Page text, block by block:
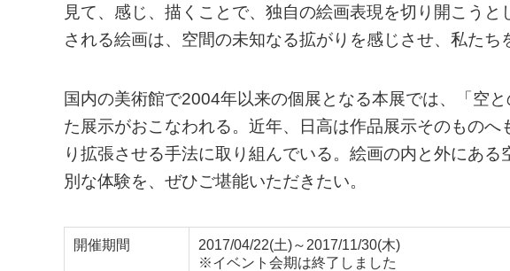
見て、感じ、描くことで、独自の絵画表現を切り開こう
される絵画は、空間の未知なる拡がりを感じさせ、私たち
国内の美術館で2004年以来の個展となる本展では、「空
た展示がおこなわれる。近年、日高は作品展示そのものへ
り拡張させる手法に取り組んでいる。絵画の内と外にあ
別な体験を、ぜひご堪能いただきたい。
開催期間
2017/04/22(土)～2017/11/30(木)
※イベント会期は終了しました